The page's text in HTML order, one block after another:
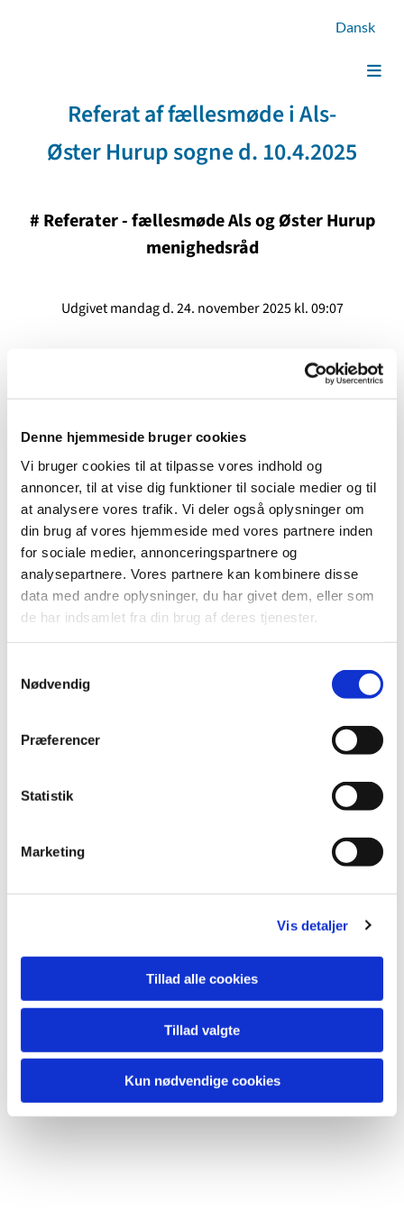
Denne hjemmeside bruger cookies
Vi bruger cookies til at tilpasse vores indhold og
annoncer, til at vise dig funktioner til sociale medier og til
at analysere vores trafik. Vi deler også oplysninger om
din brug af vores hjemmeside med vores partnere inden
for sociale medier, annonceringspartnere og
analysepartnere. Vores partnere kan kombinere disse
data med andre oplysninger, du har givet dem, eller som
de har indsamlet fra din brug af deres tjenester.
Nødvendig
Præferencer
Statistik
Marketing
Vis detaljer
Tillad alle cookies
Tillad valgte
Kun nødvendige cookies
Dansk
Referat af fællesmøde i Als-
Øster Hurup sogne d. 10.4.2025
# Referater - fællesmøde Als og Øster Hurup
menighedsråd
Udgivet mandag d. 24. november 2025 kl. 09:07
Referat af fællesmøde i Als-Øster Hurup sogne d.
10.4.2025
Her kan du læse referat af fællesmøde i Als-Øster Hurup
sogne d. 10.4.2025. Åbn referatet ved at klikke på
linket
Du vil måske også kunne lide...